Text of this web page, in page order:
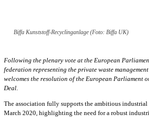
Biffa Kunststoff-Recyclinganlage (Foto: Biffa UK)
Following the plenary vote at the European
federation representing the private waste
welcomes the resolution of the European Parliament
Deal.
The association fully supports the ambitious
March 2020, highlighting the need for a robust